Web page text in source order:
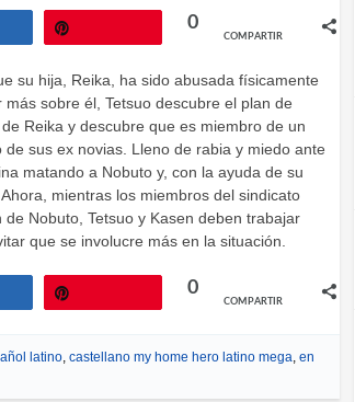
0
COMPARTIR
su hija, Reika, ha sido abusada físicamente
sobre él, Tetsuo descubre el plan de
Reika y descubre que es miembro de un
sus ex novias. Lleno de rabia y miedo ante
matando a Nobuto y, con la ayuda de su
mientras los miembros del sindicato
Nobuto, Tetsuo y Kasen deben trabajar
que se involucre más en la situación.
0
COMPARTIR
latino, castellano my home hero latino mega, en